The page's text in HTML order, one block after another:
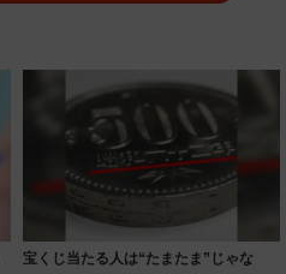
宝くじ当たる人は“たまたま”じゃな